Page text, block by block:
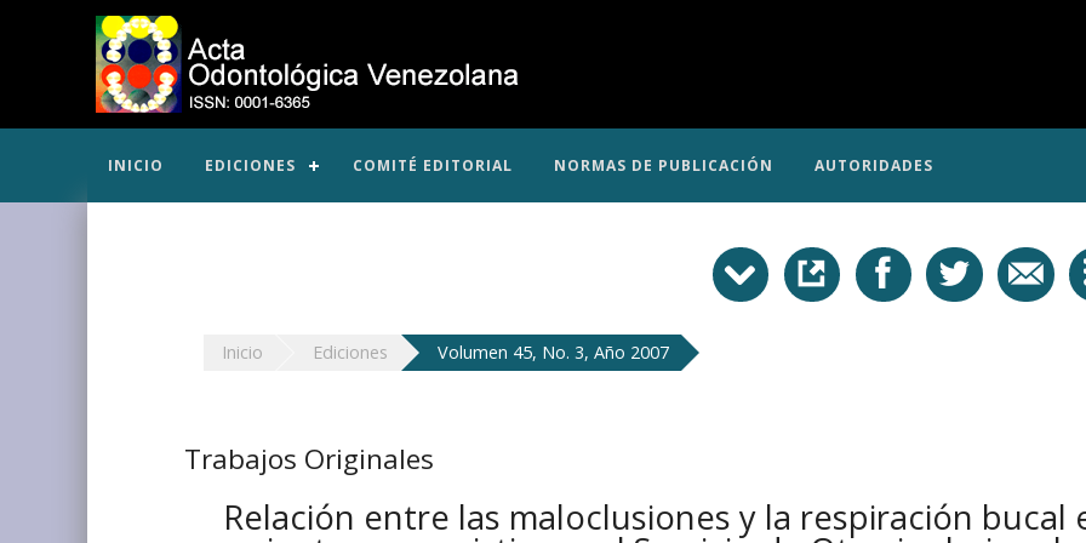
INICIO EDICIONES COMITÉ EDITORIAL NORMAS DE PUBLICACIÓN AUTORIDADES
Inicio Ediciones Volumen 45, No. 3, Año 2007
Trabajos Originales
Relación entre las maloclusiones y la respiración bucal